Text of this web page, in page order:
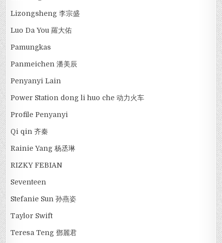
Lizongsheng 李宗盛
Luo Da You 羅大佑
Pamungkas
Panmeichen 潘美辰
Penyanyi Lain
Power Station dong li huo che 动力火车
Profile Penyanyi
Qi qin 齐秦
Rainie Yang 杨丞琳
RIZKY FEBIAN
Seventeen
Stefanie Sun 孙燕姿
Taylor Swift
Teresa Teng 鄧麗君